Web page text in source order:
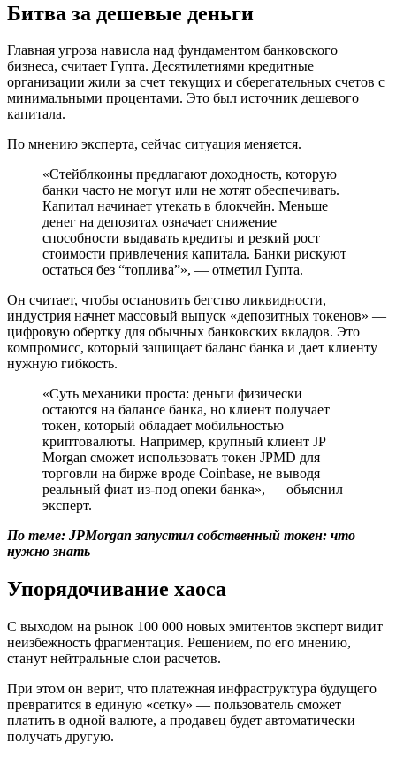
Битва за дешевые деньги
Главная угроза нависла над фундаментом банковского
бизнеса, считает Гупта. Десятилетиями кредитные
организации жили за счет текущих и сберегательных счетов с
минимальными процентами. Это был источник дешевого
капитала.
По мнению эксперта, сейчас ситуация меняется.
«Стейблкоины предлагают доходность, которую
банки часто не могут или не хотят обеспечивать.
Капитал начинает утекать в блокчейн. Меньше
денег на депозитах означает снижение
способности выдавать кредиты и резкий рост
стоимости привлечения капитала. Банки рискуют
остаться без “топлива”», — отметил Гупта.
Он считает, чтобы остановить бегство ликвидности,
индустрия начнет массовый выпуск «депозитных токенов» —
цифровую обертку для обычных банковских вкладов. Это
компромисс, который защищает баланс банка и дает клиенту
нужную гибкость.
«Суть механики проста: деньги физически
остаются на балансе банка, но клиент получает
токен, который обладает мобильностью
криптовалюты. Например, крупный клиент JP
Morgan сможет использовать токен JPMD для
торговли на бирже вроде Coinbase, не выводя
реальный фиат из-под опеки банка», — объяснил
эксперт.
По теме: JPMorgan запустил собственный токен: что
нужно знать
Упорядочивание хаоса
С выходом на рынок 100 000 новых эмитентов эксперт видит
неизбежность фрагментация. Решением, по его мнению,
станут нейтральные слои расчетов.
При этом он верит, что платежная инфраструктура будущего
превратится в единую «сетку» — пользователь сможет
платить в одной валюте, а продавец будет автоматически
получать другую.